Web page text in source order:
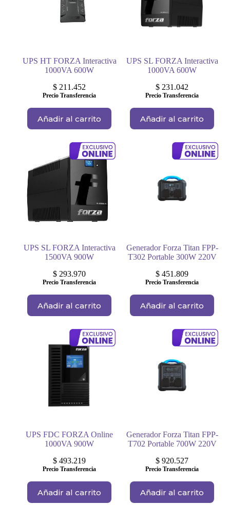
UPS HT FORZA Interactiva
1000VA 600W
$ 211.452
Precio Transferencia
Añadir al carrito
UPS SL FORZA Interactiva
1000VA 600W
$ 231.042
Precio Transferencia
Añadir al carrito
UPS SL FORZA Interactiva
1500VA 900W
$ 293.970
Precio Transferencia
Añadir al carrito
Generador Forza Titan FPP-
T302 Portable 300W 220V
$ 451.809
Precio Transferencia
Añadir al carrito
UPS FDC FORZA Online
1000VA 900W
$ 493.219
Precio Transferencia
Añadir al carrito
Generador Forza Titan FPP-
T702 Portable 700W 220V
$ 920.527
Precio Transferencia
Añadir al carrito